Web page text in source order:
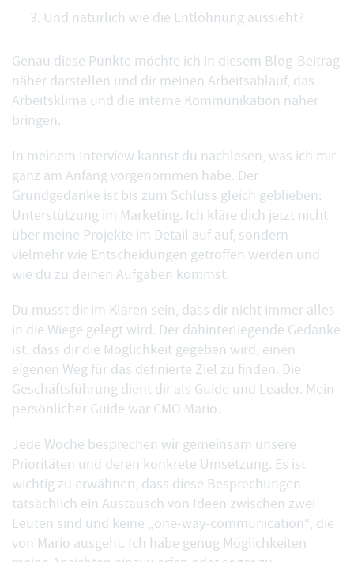
Und natürlich wie die Entlohnung aussieht?
Genau diese Punkte möchte ich in diesem Blog-Beitrag
näher darstellen und dir meinen Arbeitsablauf, das
Arbeitsklima und die interne Kommunikation näher
bringen.
In meinem Interview kannst du nachlesen, was ich mir
ganz am Anfang vorgenommen habe. Der
Grundgedanke ist bis zum Schluss gleich geblieben:
Unterstützung im Marketing. Ich kläre dich jetzt nicht
über meine Projekte im Detail auf auf, sondern
vielmehr wie Entscheidungen getroffen werden und
wie du zu deinen Aufgaben kommst.
Du musst dir im Klaren sein, dass dir nicht immer alles
in die Wiege gelegt wird. Der dahinterliegende Gedanke
ist, dass dir die Möglichkeit gegeben wird, einen
eigenen Weg für das definierte Ziel zu finden. Die
Geschäftsführung dient dir als Guide und Leader. Mein
persönlicher Guide war CMO Mario.
Jede Woche besprechen wir gemeinsam unsere
Prioritäten und deren konkrete Umsetzung. Es ist
wichtig zu erwähnen, dass diese Besprechungen
tatsächlich ein Austausch von Ideen zwischen zwei
Leuten sind und keine „one-way-communication“, die
von Mario ausgeht. Ich habe genug Möglichkeiten